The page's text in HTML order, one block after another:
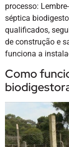
processo:
séptica
qualificados,
de construção e
funciona a
Como